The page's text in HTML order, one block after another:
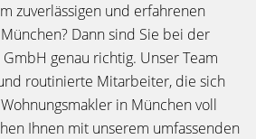
zuverlässigen und erfahrenen
Dann sind Sie bei der
genau richtig. Unser Team
routinierte Mitarbeiter, die sich
in München voll
Ihnen mit unserem umfassenden